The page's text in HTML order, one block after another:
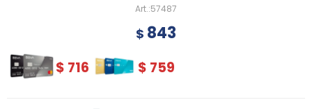
57487
$ 843
$ 716 $ 759